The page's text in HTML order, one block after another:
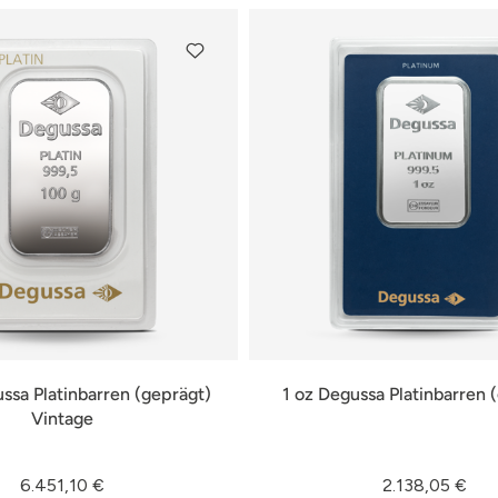
Platinbarren (geprägt)
Vintage
6.451,10 €
1 oz Degussa Platinbarren
2.138,05 €